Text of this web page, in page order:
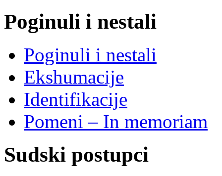
Poginuli i nestali
Poginuli i nestali
Ekshumacije
Identifikacije
Pomeni – In memoriam
Sudski postupci